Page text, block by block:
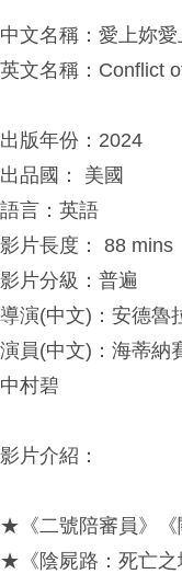
中文名稱：愛上妳
英文名稱：Conflict
出版年份：2024
出品國： 美國
語言：英語
影片長度： 88 mins
影片分級：普遍
導演(中文)：安德魯
演員(中文)：海蒂納
中村碧
影片介紹：
★《二號陪審員》《
★《陰屍路：死亡之